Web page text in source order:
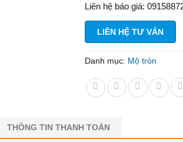
Liên hệ báo giá:
LIÊN HỆ TƯ VẤN
Danh mục: Mộ tròn
THÔNG TIN THANH TOÁN